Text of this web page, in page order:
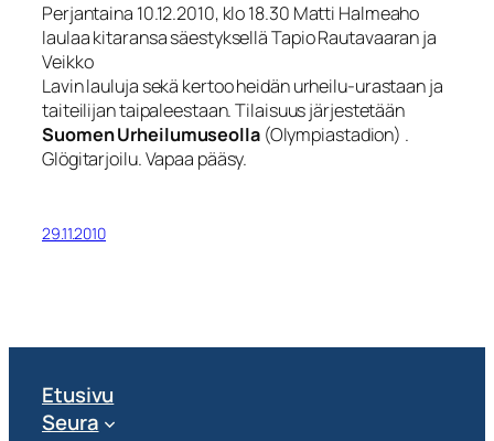
Perjantaina 10.12.2010, klo 18.30 Matti Halmeaho
laulaa kitaransa säestyksellä Tapio Rautavaaran ja
Veikko
Lavin lauluja sekä kertoo heidän urheilu-urastaan ja
taiteilijan taipaleestaan. Tilaisuus järjestetään
Suomen Urheilumuseolla(Olympiastadion) .
Glögitarjoilu. Vapaa pääsy.
29.11.2010
Etusivu
Seura